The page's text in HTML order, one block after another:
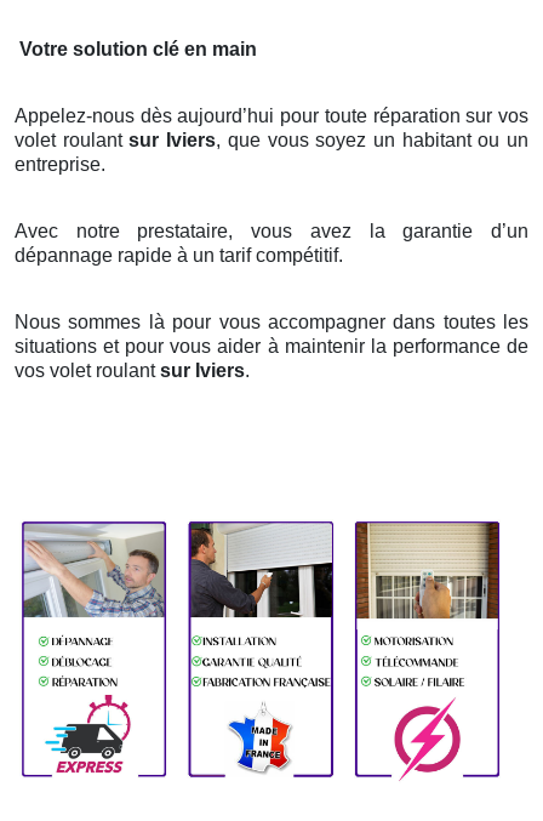
Votre solution clé en main
Appelez-nous dès aujourd’hui pour toute réparation sur vos
volet roulantsur Iviers, que vous soyez un habitant ou un
entreprise.
Avec notre prestataire, vous avez la garantie d’un
dépannage rapide à un tarif compétitif.
Nous sommes là pour vous accompagner dans toutes les
situations et pour vous aider à maintenir la performance de
vos volet roulantsur Iviers.